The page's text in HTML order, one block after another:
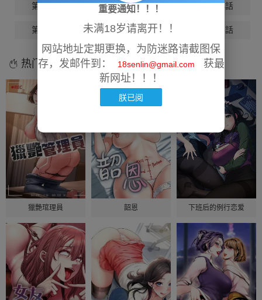
第1話 第2話 第3話 第4話
第5話 第6話 第7話 第8話
热门漫画
獵艷琯理員 韶恩 下班后的例行恋爱
重要通知！！！
未满18岁请离开！！
网站地址定期更换，为防迷路请截图保
存，发邮件到：
18senlin@gmail.com
获最
新网址！！！
朕已阅